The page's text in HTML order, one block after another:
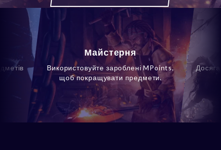
Майстерня
Використовуйте зароблені MPoints,
щоб покращувати предмети.